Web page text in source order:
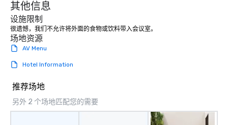
community.
其他信息
设施限制
很遗憾，我们不允许将外面的食物或饮料带入会议室。
场地资源
AV Menu
Hotel Information
推荐场地
另外 2 个场地匹配您的需要